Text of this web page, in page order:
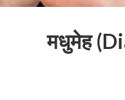
मधुमेह